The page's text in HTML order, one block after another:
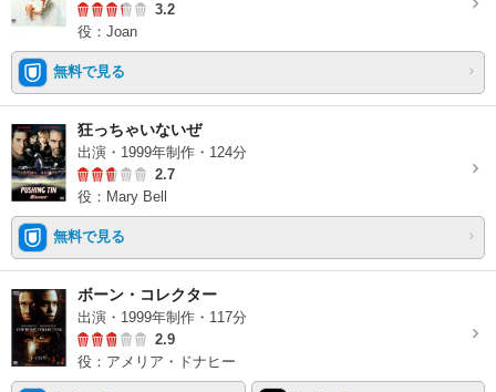
3.2
役：Joan
無料で見る
狂っちゃいないぜ
出演・1999年制作・124分
2.7
役：Mary Bell
無料で見る
ボーン・コレクター
出演・1999年制作・117分
2.9
役：アメリア・ドナヒー